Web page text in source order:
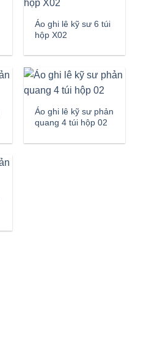
Áo ghi lê kỹ sư 6 túi
hộp X02
Áo ghi lê kỹ sư phản
quang 4 túi hộp 02